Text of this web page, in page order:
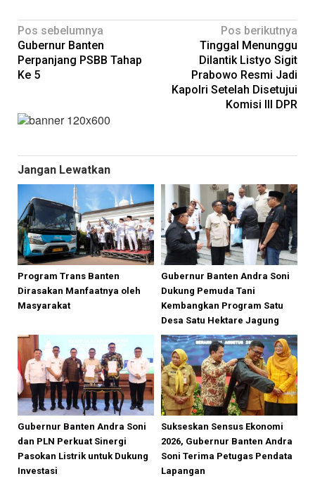
Navigasi
pos
Pos sebelumnya
Gubernur Banten
Perpanjang PSBB Tahap
Ke 5
Pos berikutnya
Tinggal Menunggu
Dilantik Listyo Sigit
Prabowo Resmi Jadi
Kapolri Setelah Disetujui
Komisi III DPR
Jangan Lewatkan
Program Trans Banten
Dirasakan Manfaatnya oleh
Masyarakat
Gubernur Banten Andra Soni
Dukung Pemuda Tani
Kembangkan Program Satu
Desa Satu Hektare Jagung
Gubernur Banten Andra Soni
dan PLN Perkuat Sinergi
Pasokan Listrik untuk Dukung
Investasi
Sukseskan Sensus Ekonomi
2026, Gubernur Banten Andra
Soni Terima Petugas Pendata
Lapangan